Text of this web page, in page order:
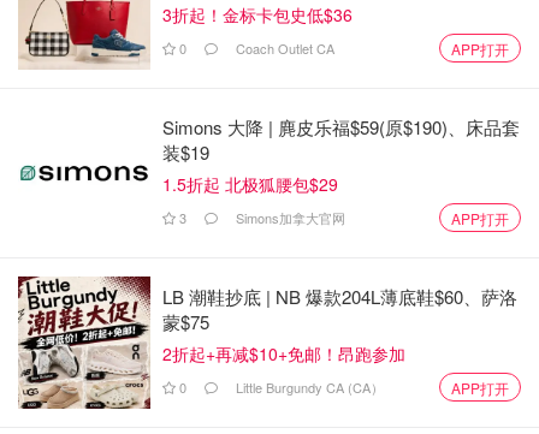
3折起！金标卡包史低$36
0 Coach Outlet CA APP打开
Simons 大降 | 麂皮乐福$59(原$190)、床品套
装$19
1.5折起 北极狐腰包$29
3 Simons加拿大官网 APP打开
LB 潮鞋抄底 | NB 爆款204L薄底鞋$60、萨洛
蒙$75
2折起+再减$10+免邮！昂跑参加
0 Little Burgundy CA (CA） APP打开